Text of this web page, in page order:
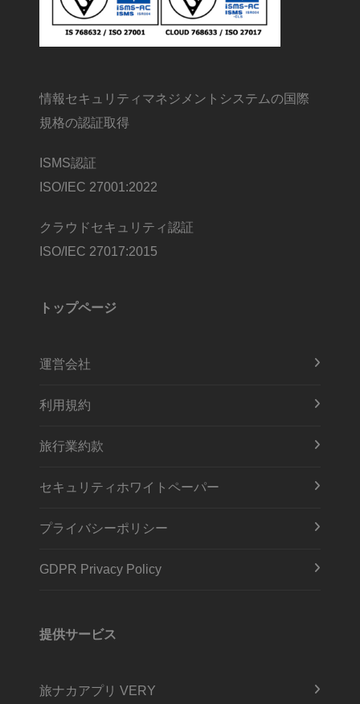
情報セキュリティマネジメントシステムの国際
規格の認証取得
ISMS認証
ISO/IEC 27001:2022
クラウドセキュリティ認証
ISO/IEC 27017:2015
トップページ
運営会社
利用規約
旅行業約款
セキュリティホワイトペーパー
プライバシーポリシー
GDPR Privacy Policy
提供サービス
旅ナカアプリ VERY